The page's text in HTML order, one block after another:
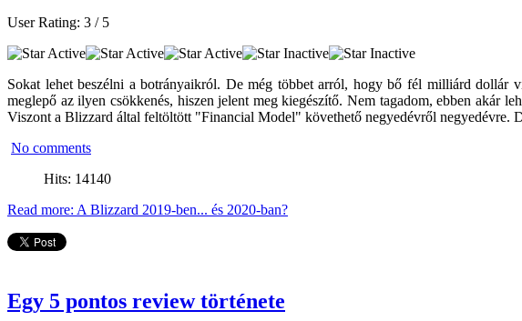
User Rating: 3 / 5
Sokat lehet beszélni a botrányaikról. De még többet arról, hogy bő fél milliárd dollár
meglepő az ilyen csökkenés, hiszen jelent meg kiegészítő. Nem tagadom, ebben akár
Viszont a Blizzard által feltöltött "Financial Model" követhető negyedévről negyedévre.
No comments
Hits: 14140
Read more: A Blizzard 2019-ben... és 2020-ban?
Egy 5 pontos review története